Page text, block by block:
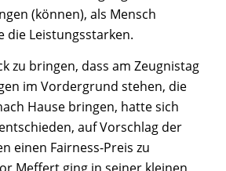
(können), als Mensch
die Leistungsstarken.
zu bringen, dass am Zeugnistag
im Vordergrund stehen, die
Hause bringen, hatte sich
auf Vorschlag der
einen Fairness-Preis zu